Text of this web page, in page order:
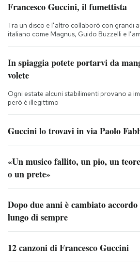
Francesco Guccini, il fumettista
Tra un disco e l’altro collaborò con grandi
italiano come Magnus, Guido Buzzelli e
In spiaggia potete portarvi da
volete
Ogni estate alcuni stabilimenti provano a
però è illegittimo
Guccini lo trovavi in via Paolo
«Un musico fallito, un pio, un
o un prete»
Dopo due anni è cambiato
lungo di sempre
12 canzoni di Francesco Guccini